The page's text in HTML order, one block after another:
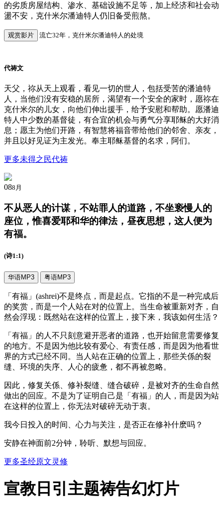
的劣质房屋结构、渗水、基础设施不足等，加上经济和社会动
盪不安，克什米尔潘迪特人仍旧备受煎熬。
观赏影片 流亡32年，克什米尔潘迪特人的处境
代祷文
天父，祢从天上观看，看见一切的世人，包括受苦的潘迪特
人，当他们没有安稳的居所，渴望有一个安全的家时，愿祢在
克什米尔的儿女，向他们伸出援手，给予安慰和帮助。愿潘迪
特人中少数的基督徒，有合宜的机会与勇气分享耶稣的大好消
息；愿主为他们开路，有智慧将福音带给他们的邻舍、亲友，
并且以好见证为主发光。奉主耶稣基督的名求，阿们。
更多未得之民代祷
088月
不从恶人的计谋，不站罪人的道路，不坐亵慢人的
座位，惟喜爱耶和华的律法，昼夜思想，这人便为
有福。
(诗1:1)
华语MP3 粤语MP3
「有福」(ashrei)不是终点，而是起点。它指的不是一种完成后
的奖赏，而是一个人站在对的位置上。当生命被重新对齐，自
然会浮现：既然站在这样的位置上，接下来，我该如何生活？
「有福」的人不只刻意避开恶者的道路，也开始留意需要修复
的地方。不是因为他比较有爱心、有责任感，而是因为他看世
界的方式已经不同。当人站在正确的位置上，那些关係的裂
缝、环境的失序、人心的疲惫，都不再被忽略。
因此，修复关係、修补裂缝、缝合破碎，是被对齐的生命自然
做出的回应。不是为了证明自己是「有福」的人，而是因为站
在这样的位置上，你无法对破碎无动于衷。
我今日投入的时间、心力与关注，是否正在修补什麽吗？
安静在神面前2分钟，聆听、默想与回应。
更多圣经原文灵修
宣教日引 主题祷告幻灯片